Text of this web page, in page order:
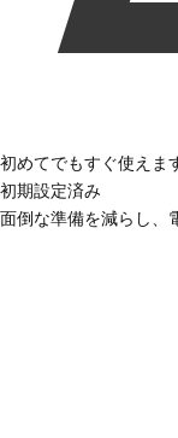
初めてでもすぐ使えま
初期設定済み
面倒な準備を減らし、